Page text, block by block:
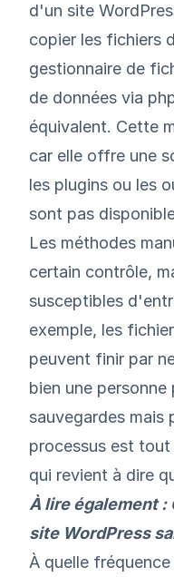
d'un site
copier les fichiers
gestionnaire de
de données via
équivalent. Cette
car elle offre une
les plugins ou les
sont pas
Les méthodes
certain contrôle,
susceptibles
exemple, les
peuvent finir par
bien une
sauvegardes mais
processus est
qui revient à dire
À lire également :
site WordPress
À quelle